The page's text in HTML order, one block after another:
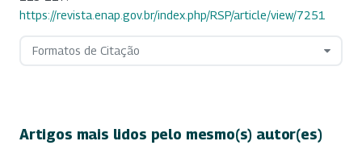
https://revista.enap.gov.br/index.php/RSP/article/view/7251
Formatos de Citação
Artigos mais lidos pelo mesmo(s) autor(es)